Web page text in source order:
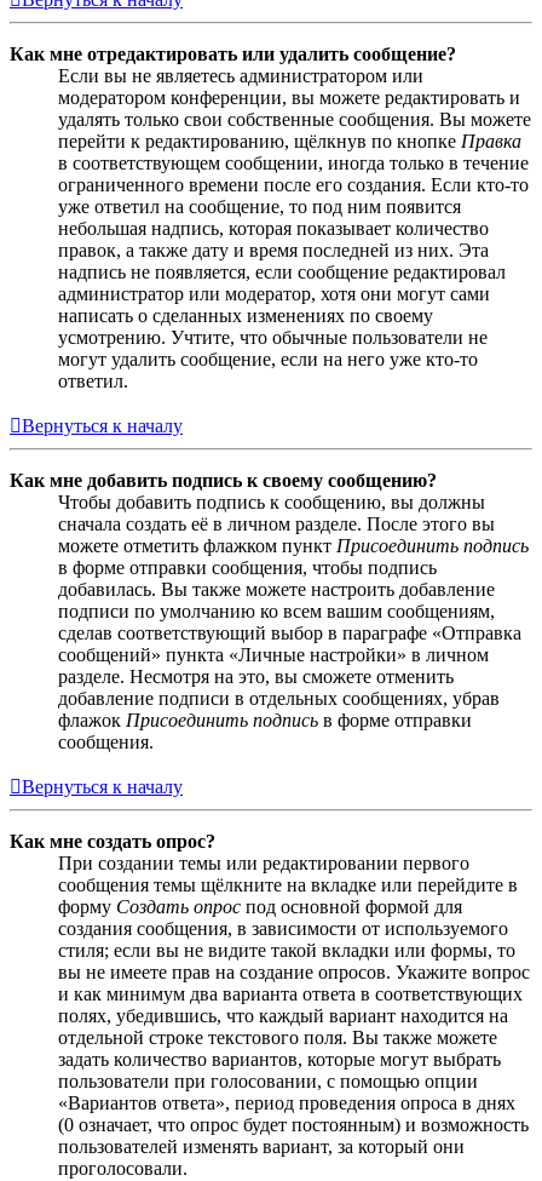
Как мне отредактировать или удалить сообщение?
Если вы не являетесь администратором или
модератором конференции, вы можете редактировать и
удалять только свои собственные сообщения. Вы можете
перейти к редактированию, щёлкнув по кнопке Правка
в соответствующем сообщении, иногда только в течение
ограниченного времени после его создания. Если кто-то
уже ответил на сообщение, то под ним появится
небольшая надпись, которая показывает количество
правок, а также дату и время последней из них. Эта
надпись не появляется, если сообщение редактировал
администратор или модератор, хотя они могут сами
написать о сделанных изменениях по своему
усмотрению. Учтите, что обычные пользователи не
могут удалить сообщение, если на него уже кто-то
ответил.
Вернуться к началу
Как мне добавить подпись к своему сообщению?
Чтобы добавить подпись к сообщению, вы должны
сначала создать её в личном разделе. После этого вы
можете отметить флажком пункт Присоединить подпись
в форме отправки сообщения, чтобы подпись
добавилась. Вы также можете настроить добавление
подписи по умолчанию ко всем вашим сообщениям,
сделав соответствующий выбор в параграфе «Отправка
сообщений» пункта «Личные настройки» в личном
разделе. Несмотря на это, вы сможете отменить
добавление подписи в отдельных сообщениях, убрав
флажок Присоединить подпись в форме отправки
сообщения.
Вернуться к началу
Как мне создать опрос?
При создании темы или редактировании первого
сообщения темы щёлкните на вкладке или перейдите в
форму Создать опрос под основной формой для
создания сообщения, в зависимости от используемого
стиля; если вы не видите такой вкладки или формы, то
вы не имеете прав на создание опросов. Укажите вопрос
и как минимум два варианта ответа в соответствующих
полях, убедившись, что каждый вариант находится на
отдельной строке текстового поля. Вы также можете
задать количество вариантов, которые могут выбрать
пользователи при голосовании, с помощью опции
«Вариантов ответа», период проведения опроса в днях
(0 означает, что опрос будет постоянным) и возможность
пользователей изменять вариант, за который они
проголосовали.